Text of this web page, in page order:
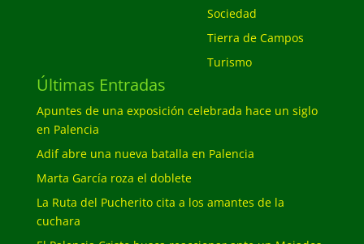
Sociedad
Tierra de Campos
Turismo
Últimas Entradas
Apuntes de una exposición celebrada hace un siglo
en Palencia
Adif abre una nueva batalla en Palencia
Marta García roza el doblete
La Ruta del Pucherito cita a los amantes de la
cuchara